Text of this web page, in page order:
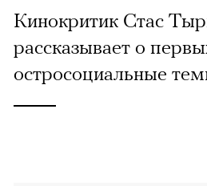
Кинокритик Стас
рассказывает о
остросоциальные